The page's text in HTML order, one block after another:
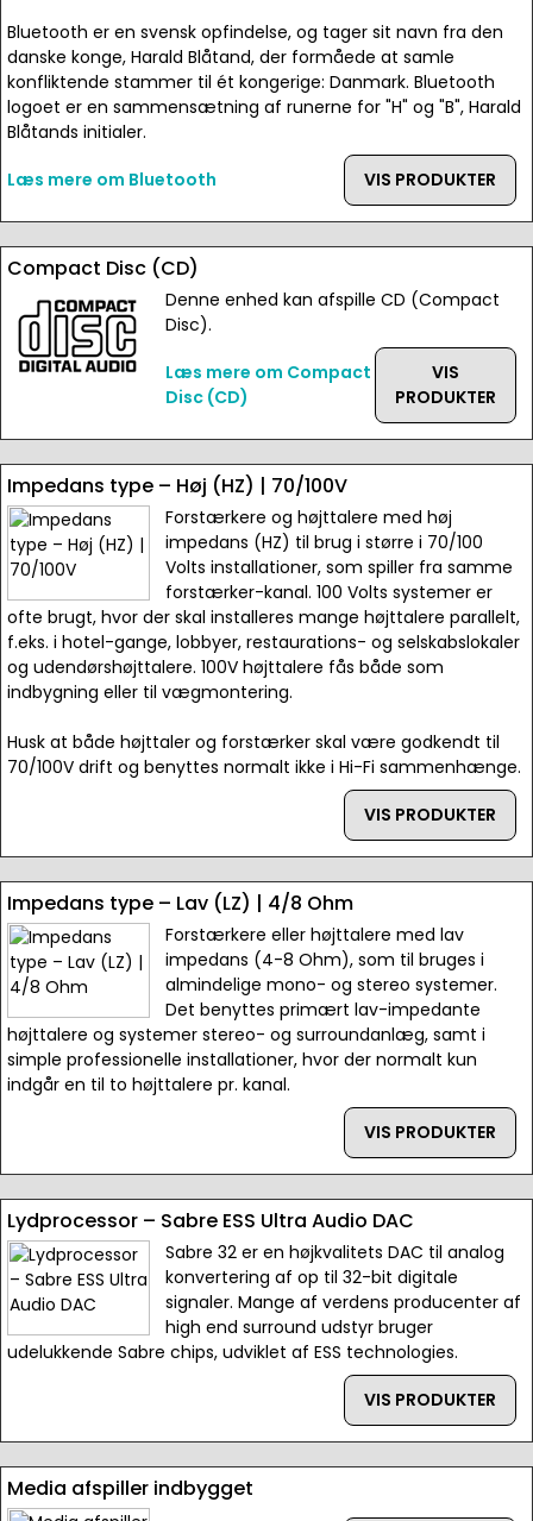
Bluetooth er en svensk opfindelse, og tager sit navn fra den
danske konge, Harald Blåtand, der formåede at samle
konfliktende stammer til ét kongerige: Danmark. Bluetooth
logoet er en sammensætning af runerne for "H" og "B", Harald
Blåtands initialer.
Læs mere om Bluetooth
VIS PRODUKTER
Compact Disc (CD)
Denne enhed kan afspille CD (Compact
Disc).
Læs mere om Compact
Disc (CD)
VIS
PRODUKTER
Impedans type – Høj (HZ) | 70/100V
Forstærkere og højttalere med høj
impedans (HZ) til brug i større i 70/100
Volts installationer, som spiller fra samme
forstærker-kanal. 100 Volts systemer er
ofte brugt, hvor der skal installeres mange højttalere parallelt,
f.eks. i hotel-gange, lobbyer, restaurations- og selskabslokaler
og udendørshøjttalere. 100V højttalere fås både som
indbygning eller til vægmontering.
Husk at både højttaler og forstærker skal være godkendt til
70/100V drift og benyttes normalt ikke i Hi-Fi sammenhænge.
VIS PRODUKTER
Impedans type – Lav (LZ) | 4/8 Ohm
Forstærkere eller højttalere med lav
impedans (4-8 Ohm), som til bruges i
almindelige mono- og stereo systemer.
Det benyttes primært lav-impedante
højttalere og systemer stereo- og surroundanlæg, samt i
simple professionelle installationer, hvor der normalt kun
indgår en til to højttalere pr. kanal.
VIS PRODUKTER
Lydprocessor – Sabre ESS Ultra Audio DAC
Sabre 32 er en højkvalitets DAC til analog
konvertering af op til 32-bit digitale
signaler. Mange af verdens producenter af
high end surround udstyr bruger
udelukkende Sabre chips, udviklet af ESS technologies.
VIS PRODUKTER
Media afspiller indbygget